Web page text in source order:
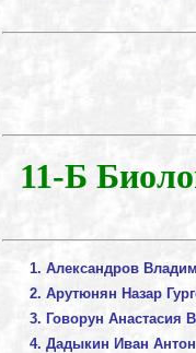
11-Б
Александров
Арутюнян Назар
Говорун Анастасия
Дадыкин Иван